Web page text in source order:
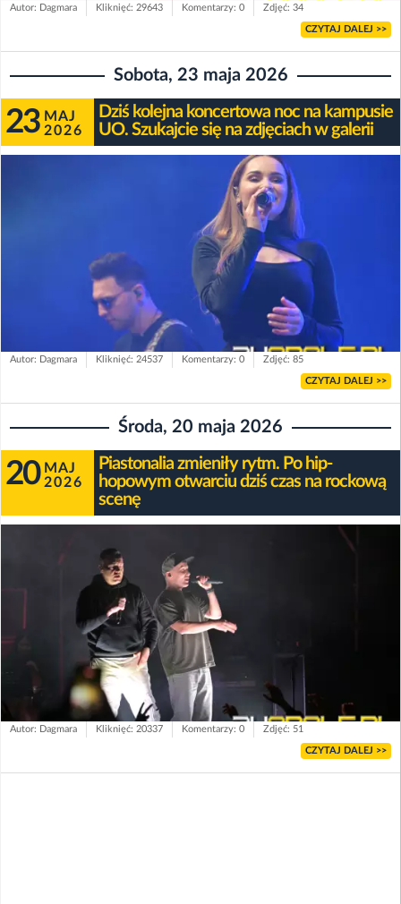
Autor: Dagmara Kliknięć: 29643 Komentarzy: 0 Zdjęć: 34
CZYTAJ DALEJ >>
Sobota, 23 maja 2026
23 MAJ
2026
Dziś kolejna koncertowa noc na kampusie
UO. Szukajcie się na zdjęciach w galerii
Autor: Dagmara Kliknięć: 24537 Komentarzy: 0 Zdjęć: 85
CZYTAJ DALEJ >>
Środa, 20 maja 2026
20 MAJ
2026
Piastonalia zmieniły rytm. Po hip-
hopowym otwarciu dziś czas na rockową
scenę
Autor: Dagmara Kliknięć: 20337 Komentarzy: 0 Zdjęć: 51
CZYTAJ DALEJ >>